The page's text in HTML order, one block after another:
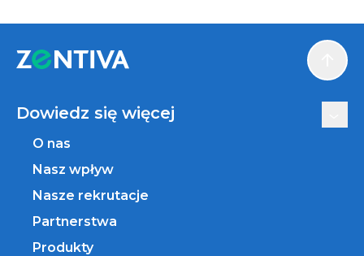
Dowiedz się więcej
O nas
Nasz wpływ
Nasze rekrutacje
Partnerstwa
Produkty